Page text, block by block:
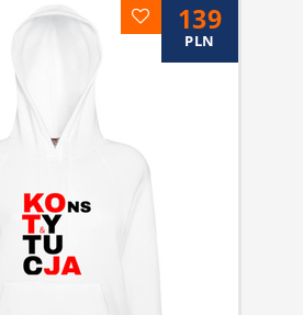
139
PLN